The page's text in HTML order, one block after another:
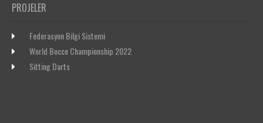
PROJELER
Federasyon Bilgi Sistemi
World Bocce Championship 2022
Sitting Darts